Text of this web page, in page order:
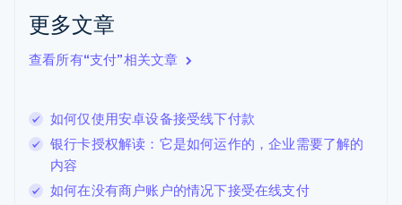
更多文章
查看所有“支付”相关文章
如何仅使用安卓设备接受线下付款
银行卡授权解读：它是如何运作的，企业需要了解的
内容
如何在没有商户账户的情况下接受在线支付
克罗地亚
EnglishItaliano
拉脱维亚
English
列支敦士登
DeutschEnglish
卢森堡
Français
罗马尼亚